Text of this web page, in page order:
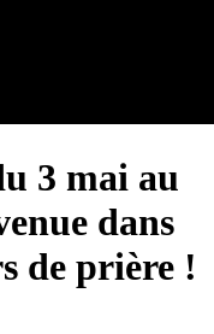
3 mai au
dans
de prière !